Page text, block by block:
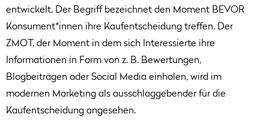
entwickelt. Der Begriff bezeichnet den Moment BEVOR
Konsument*innen ihre Kaufentscheidung treffen. Der
ZMOT, der Moment in dem sich Interessierte ihre
Informationen in Form von z. B. Bewertungen,
Blogbeiträgen oder Social Media einholen, wird im
modernen Marketing als ausschlaggebender für die
Kaufentscheidung angesehen.